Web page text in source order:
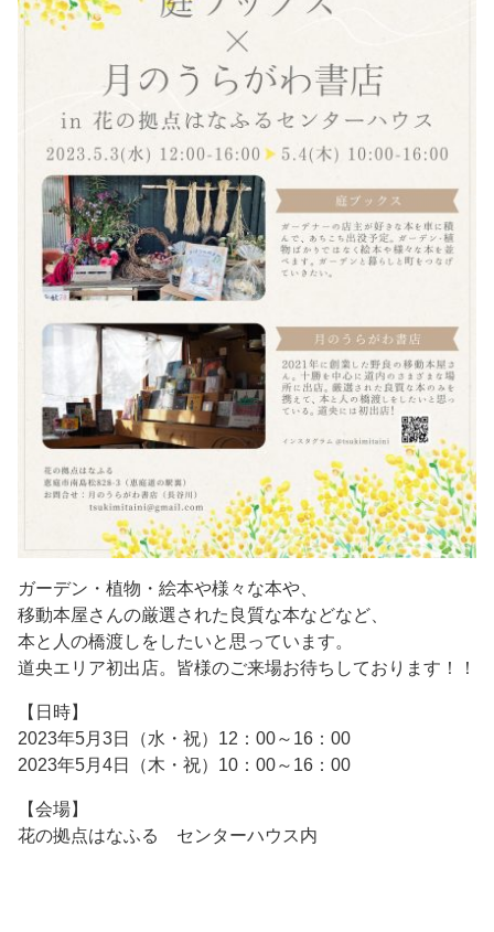
ガーデン・植物・絵本や様々な本や、
移動本屋さんの厳選された良質な本などなど、
本と人の橋渡しをしたいと思っています。
道央エリア初出店。皆様のご来場お待ちしております！！
【日時】
2023年5月3日（水・祝）12：00～16：00
2023年5月4日（木・祝）10：00～16：00
【会場】
花の拠点はなふる センターハウス内